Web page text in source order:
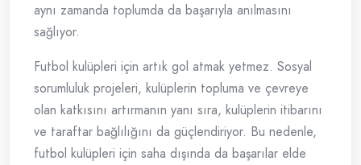
aynı zamanda toplumda da başarıyla anılmasını
sağlıyor.
Futbol kulüpleri için artık gol atmak yetmez. Sosyal
sorumluluk projeleri, kulüplerin topluma ve çevreye
olan katkısını artırmanın yanı sıra, kulüplerin itibarını
ve taraftar bağlılığını da güçlendiriyor. Bu nedenle,
futbol kulüpleri için saha dışında da başarılar elde